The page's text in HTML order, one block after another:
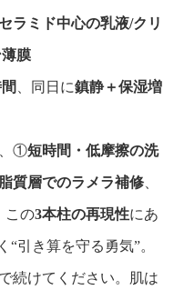
セラミド中心の乳液/クリ
膜
、同日に鎮静＋保湿増
、①短時間・低摩擦の洗
質層でのラメラ補修
この3本柱の再現性にあ
“引き算を守る勇気”。
続けてください。肌は